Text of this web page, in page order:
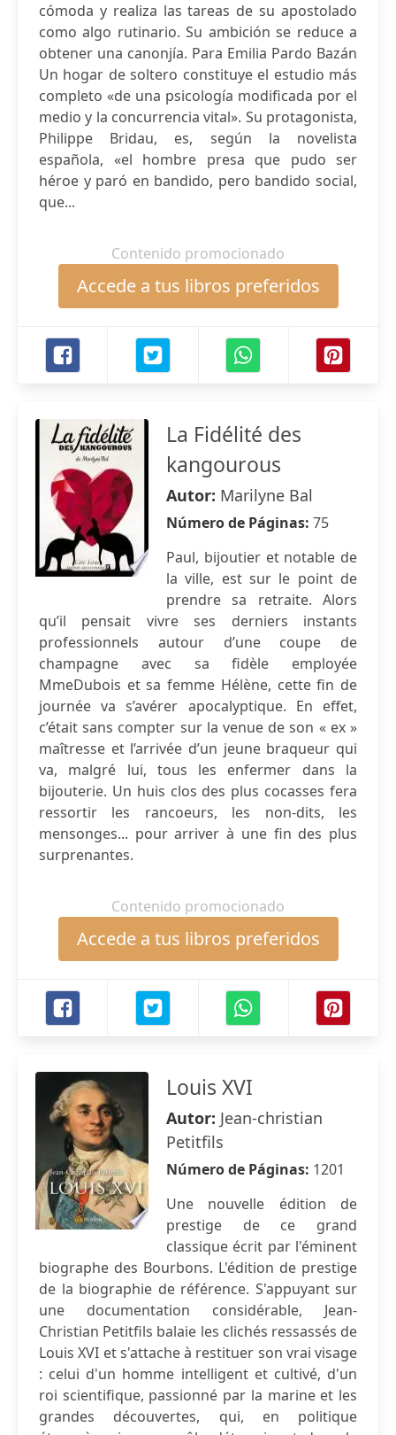
cómoda y realiza las tareas de su apostolado
como algo rutinario. Su ambición se reduce a
obtener una canonjía. Para Emilia Pardo Bazán
Un hogar de soltero constituye el estudio más
completo «de una psicología modificada por el
medio y la concurrencia vital». Su protagonista,
Philippe Bridau, es, según la novelista
española, «el hombre presa que pudo ser
héroe y paró en bandido, pero bandido social,
que...
Contenido promocionado
Accede a tus libros preferidos
La Fidélité des
kangourous
Autor: Marilyne Bal
Número de Páginas: 75
Paul, bijoutier et notable de
la ville, est sur le point de
prendre sa retraite. Alors
qu’il pensait vivre ses derniers instants
professionnels autour d’une coupe de
champagne avec sa fidèle employée
MmeDubois et sa femme Hélène, cette fin de
journée va s’avérer apocalyptique. En effet,
c’était sans compter sur la venue de son « ex »
maîtresse et l’arrivée d’un jeune braqueur qui
va, malgré lui, tous les enfermer dans la
bijouterie. Un huis clos des plus cocasses fera
ressortir les rancoeurs, les non-dits, les
mensonges... pour arriver à une fin des plus
surprenantes.
Contenido promocionado
Accede a tus libros preferidos
Louis XVI
Autor: Jean-christian
Petitfils
Número de Páginas: 1201
Une nouvelle édition de
prestige de ce grand
classique écrit par l'éminent
biographe des Bourbons. L'édition de prestige
de la biographie de référence. S'appuyant sur
une documentation considérable, Jean-
Christian Petitfils balaie les clichés ressassés de
Louis XVI et s'attache à restituer son vrai visage
: celui d'un homme intelligent et cultivé, d'un
roi scientifique, passionné par la marine et les
grandes découvertes, qui, en politique